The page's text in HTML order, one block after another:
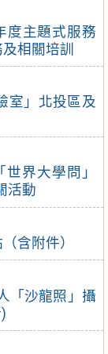
度主題式服務
相關培訓
室」北投區及
界大學問」
活動
含附件）
「沙龍照」攝